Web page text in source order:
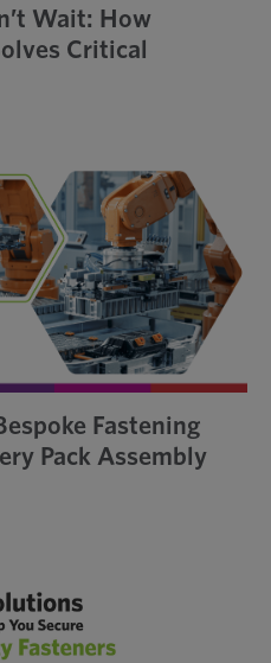
Wait: How
Critical
Fastening
Pack Assembly